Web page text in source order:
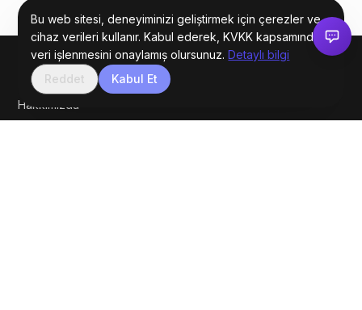
BILGI
Hakkımızda
Bu web sitesi, deneyiminizi geliştirmek için çerezler ve
cihaz verileri kullanır. Kabul ederek, KVKK kapsamında
veri işlenmesini onaylamış olursunuz. Detaylı bilgi
Reddet
Kabul Et